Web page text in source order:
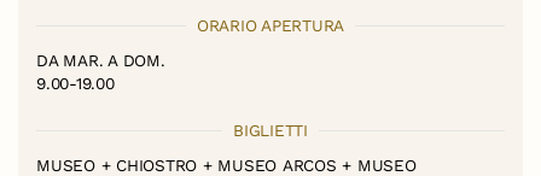
ORARIO APERTURA
DA MAR. A DOM.
9.00-19.00
BIGLIETTI
MUSEO + CHIOSTRO + MUSEO ARCOS + MUSEO